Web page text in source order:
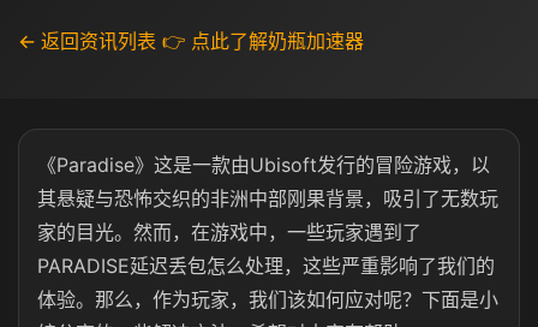
← 返回资讯列表 👉 点此了解奶瓶加速器
《Paradise》这是一款由Ubisoft发行的冒险游戏，以
其悬疑与恐怖交织的非洲中部刚果背景，吸引了无数玩
家的目光。然而，在游戏中，一些玩家遇到了
PARADISE延迟丢包怎么处理，这些严重影响了我们的
体验。那么，作为玩家，我们该如何应对呢？下面是小